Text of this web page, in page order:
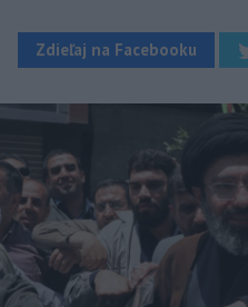
Zdieľaj na Facebooku